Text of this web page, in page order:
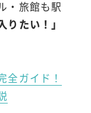
・旅館も駅
りたい！」
ガイド！